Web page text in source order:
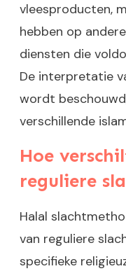
vleesproducten,
hebben op
diensten die
De interpretatie
wordt
verschillende
Hoe
reguliere
Halal
van reguliere
specifieke